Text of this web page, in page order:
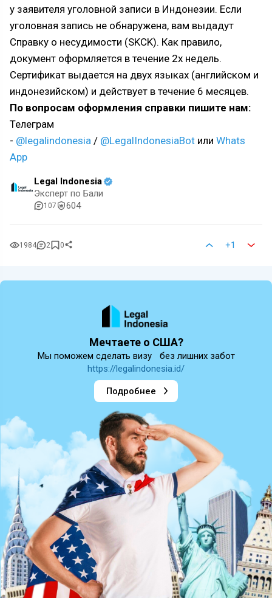
у заявителя уголовной записи в Индонезии. Если
уголовная запись не обнаружена, вам выдадут
Справку о несудимости (SKCK). Как правило,
документ оформляется в течение 2х недель.
Сертификат выдается на двух языках (английском и
индонезийском) и действует в течение 6 месяцев.
По вопросам оформления справки пишите нам:
Телеграм
- @legalindonesia / @LegalIndonesiaBot или Whats
App
Legal Indonesia
Эксперт по Бали
107 604
1984 2 0 +1
Мечтаете о США?
Мы поможем сделать визу без лишних забот
https://legalindonesia.id/
Подробнее